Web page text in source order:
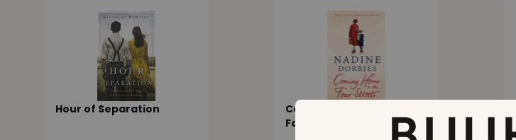
Hour of Separation
Coming Home to the
Four Streets